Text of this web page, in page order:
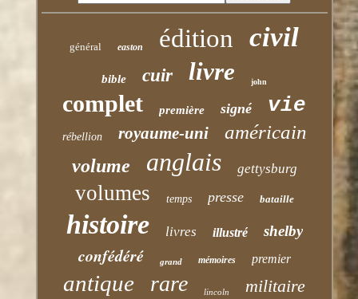
général easton édition civil
bible cuir livre john
complet première signé vie
rébellion royaume-uni américain
volume anglais gettysburg
volumes temps presse bataille
histoire livres illustré shelby
confédéré grand mémoires premier
antique rare lincoln militaire